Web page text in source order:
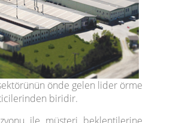
önde gelen lider örme
biridir.